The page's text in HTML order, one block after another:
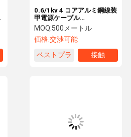
0.6/1kv 4 コアアルミ鋼線装
甲電源ケーブル
AL/XLPE/PVC/SWA/PVC
4x25mm2 IEC60502-1
MOQ:500メートル
価格:交渉可能
ベストプラ
接触